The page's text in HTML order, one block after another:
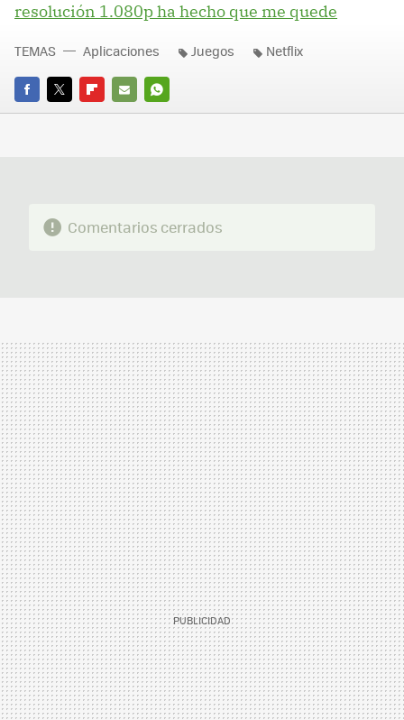
resolución 1.080p ha hecho que me quede
FACEBOOK
TWITTERFLIPBOARD
E-
WHATSAPP
TEMAS Aplicaciones Juegos Netflix
Comentarios cerrados